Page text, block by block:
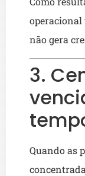
operacional
não gera
3.
Quando as